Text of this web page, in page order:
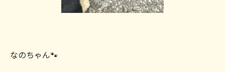
なのちゃん🐾